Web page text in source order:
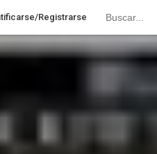
Registrarse